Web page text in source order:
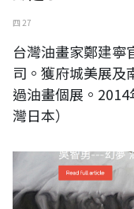
四 27
台灣油畫家鄭建寧
司。獲府城美展及
過油畫個展。
灣日本）